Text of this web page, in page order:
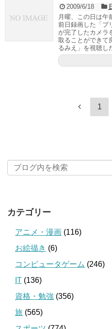
2009/6/18
月曜、この日は午
前日録画した「プ
が完了したカメラ
取ることができて
るみえ」を視聴し
1
カテゴリー
アニメ・漫画 (116)
お絵描き (6)
コンピュータゲーム (246)
IT (136)
資格・勉強 (356)
旅 (565)